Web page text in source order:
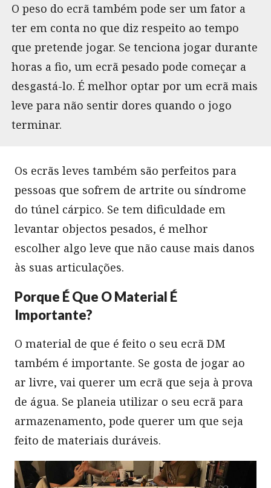
O peso do ecrã também pode ser um fator a
ter em conta no que diz respeito ao tempo
que pretende jogar. Se tenciona jogar durante
horas a fio, um ecrã pesado pode começar a
desgastá-lo. É melhor optar por um ecrã mais
leve para não sentir dores quando o jogo
terminar.
Os ecrãs leves também são perfeitos para
pessoas que sofrem de artrite ou síndrome
do túnel cárpico. Se tem dificuldade em
levantar objectos pesados, é melhor
escolher algo leve que não cause mais danos
às suas articulações.
Porque É Que O Material É
Importante?
O material de que é feito o seu ecrã DM
também é importante. Se gosta de jogar ao
ar livre, vai querer um ecrã que seja à prova
de água. Se planeia utilizar o seu ecrã para
armazenamento, pode querer um que seja
feito de materiais duráveis.